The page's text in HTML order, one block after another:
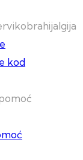
kod